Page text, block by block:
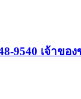
เจ้าของ